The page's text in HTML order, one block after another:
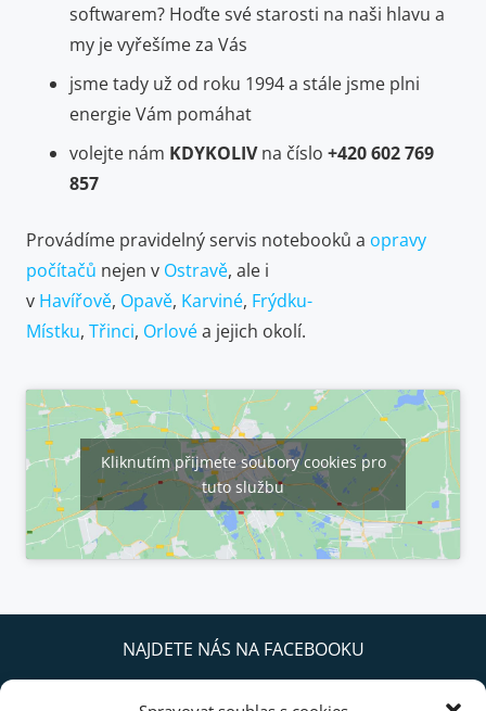
softwarem? Hoďte své starosti na naši hlavu a
my je vyřešíme za Vás
jsme tady už od roku 1994 a stále jsme plni
energie Vám pomáhat
volejte nám KDYKOLIVna číslo +420602 769
857
Provádíme pravidelný servis notebooků a opravy
počítačů nejen v Ostravě, ale i
v Havířově, Opavě, Karviné, Frýdku-
Místku, Třinci, Orlovéa jejich okolí.
Kliknutím přijmete soubory cookies pro
tuto službu
NAJDETE NÁS NA FACEBOOKU